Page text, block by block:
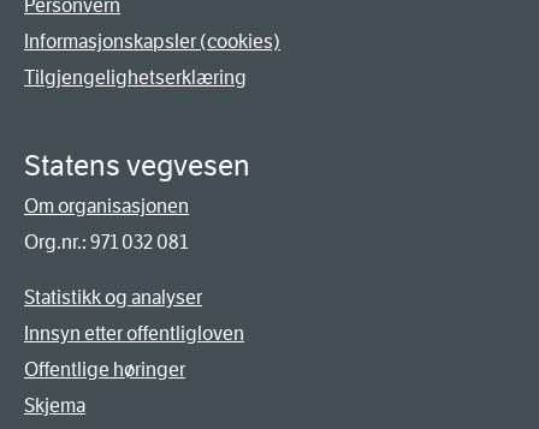
Personvern
Informasjonskapsler (cookies)
Tilgjengelighetserklæring
Statens vegvesen
Om organisasjonen
Org.nr.: 971 032 081
Statistikk og analyser
Innsyn etter offentligloven
Offentlige høringer
Skjema